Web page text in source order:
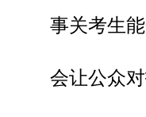
事关考生
会让公众